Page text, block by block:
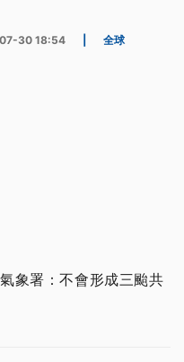
30 18:54 全球
象署：不會形成三颱共